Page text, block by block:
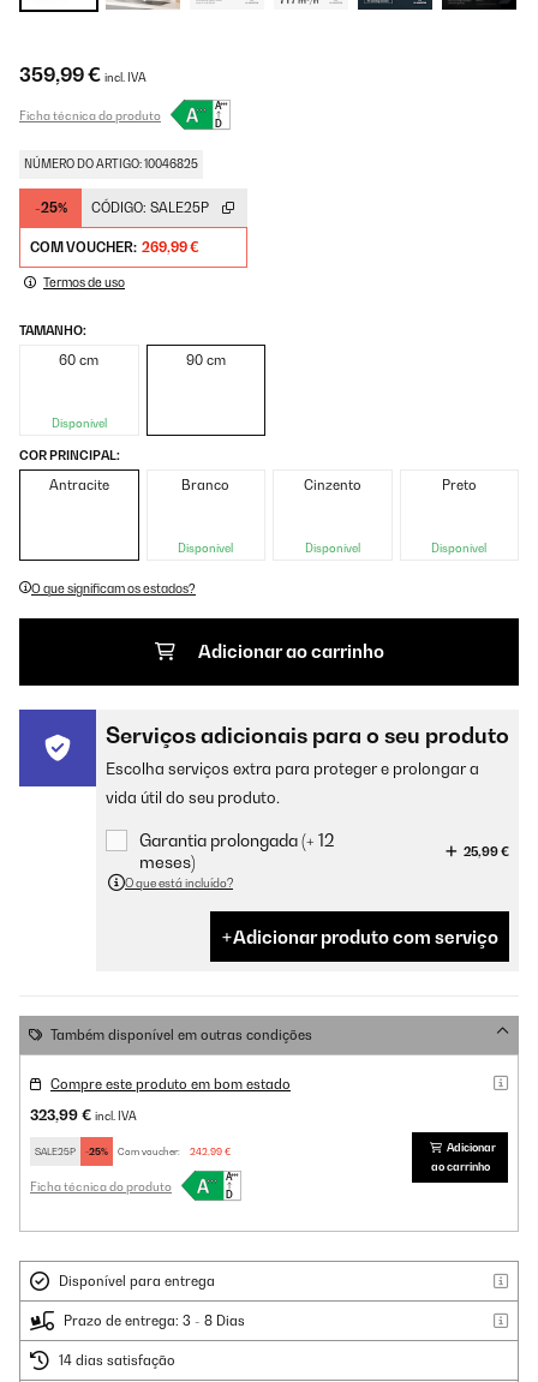
359,99 € incl. IVA
Ficha técnica do produto
NÚMERO DO ARTIGO: 10046825
-25% CÓDIGO: SALE25P
COM VOUCHER: 269,99 €
Termos de uso
TAMANHO:
60 cm
Disponível
90 cm
COR PRINCIPAL:
Antracite Branco
Disponível
Cinzento
Disponível
Preto
Disponível
O que significam os estados?
Adicionar ao carrinho
Serviços adicionais para o seu produto
Escolha serviços extra para proteger e prolongar a
vida útil do seu produto.
Garantia prolongada (+ 12
meses)
25,99 €
O que está incluído?
Adicionar produto com serviço
Também disponível em outras condições
Compre este produto em bom estado
323,99 € incl. IVA
SALE25P -25% Com voucher: 242,99 €
Ficha técnica do produto
Adicionar
ao carrinho
Disponível para entrega
Prazo de entrega: 3 - 8 Dias
14 dias satisfação